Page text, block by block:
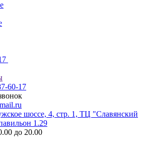
60-17
шоссе, 4, стр. 1, ТЦ "Славянский
1.29
до 20.00